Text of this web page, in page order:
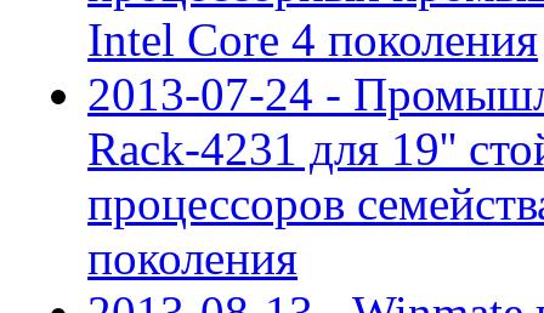
Intel Core 4 поколения
2013-07-24 -
Rack-4231 для 19''
процессоров
поколения